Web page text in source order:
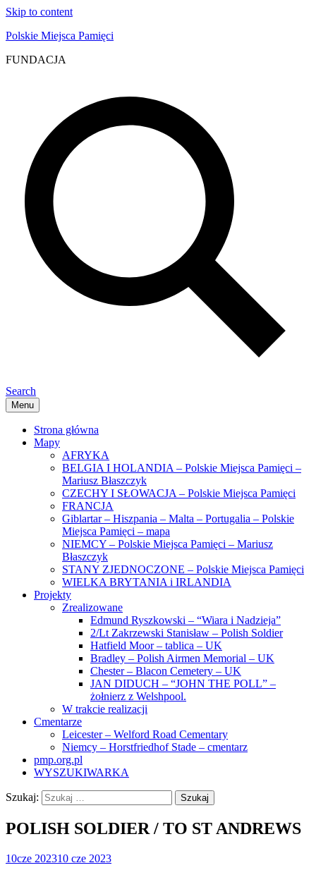
Skip to content
Polskie Miejsca Pamięci
FUNDACJA
Search
Menu
Strona główna
Mapy
AFRYKA
BELGIA I HOLANDIA – Polskie Miejsca Pamięci –
Mariusz Błaszczyk
CZECHY I SŁOWACJA – Polskie Miejsca Pamięci
FRANCJA
Giblartar – Hiszpania – Malta – Portugalia – Polskie
Miejsca Pamięci – mapa
NIEMCY – Polskie Miejsca Pamięci – Mariusz
Błaszczyk
STANY ZJEDNOCZONE – Polskie Miejsca Pamięci
WIELKA BRYTANIA i IRLANDIA
Projekty
Zrealizowane
Edmund Ryszkowski – “Wiara i Nadzieja”
2/Lt Zakrzewski Stanisław – Polish Soldier
Hatfield Moor – tablica – UK
Bradley – Polish Airmen Memorial – UK
Chester – Blacon Cemetery – UK
JAN DIDUCH – “JOHN THE POLL” –
żołnierz z Welshpool.
W trakcie realizacji
Cmentarze
Leicester – Welford Road Cementary
Niemcy – Horstfriedhof Stade – cmentarz
pmp.org.pl
WYSZUKIWARKA
Szukaj:
POLISH SOLDIER / TO ST ANDREWS
10cze 202310 cze 2023